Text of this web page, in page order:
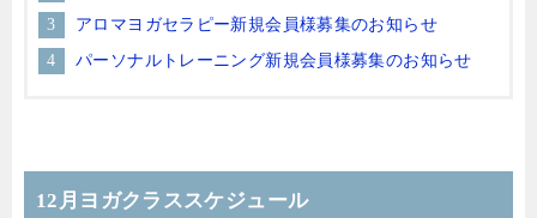
アロマヨガセラピー新規会員様募集のお知らせ
パーソナルトレーニング新規会員様募集のお知らせ
12月ヨガクラススケジュール